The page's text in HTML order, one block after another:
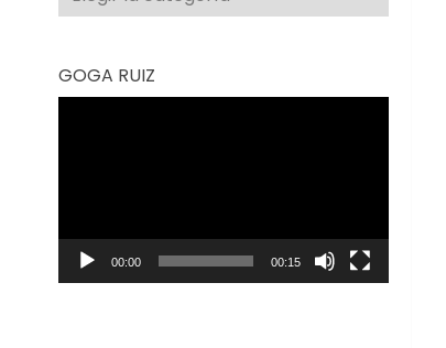
GOGA RUIZ
00:00 00:15